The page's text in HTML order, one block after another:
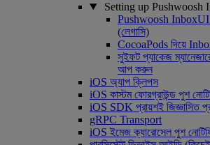
Setting up Pushwoosh
Pushwoosh InboxUI
(লেগাসি)
CocoaPods দিয়ে
সুইফট প্যাকেজ
আপ করুন
iOS অ্যাপ ক্লিপস
iOS কাস্টম ফোরগ্রাউন্ড পুশ
iOS SDK প্রায়শই জিজ্ঞাসিত
gRPC Transport
iOS ইমেজ ক্যারোসেল পুশ